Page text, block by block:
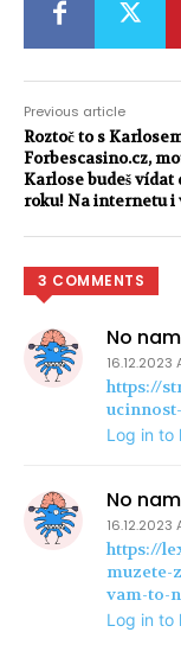
Previous article
Roztoč to s
Forbescasino.cz,
Karlose budeš vídat
roku! Na internetu i
3 COMMENTS
No
16.12.2023
https://
Log in to
No
16.12.2023
https://
muzete-
vam-to-
Log in to